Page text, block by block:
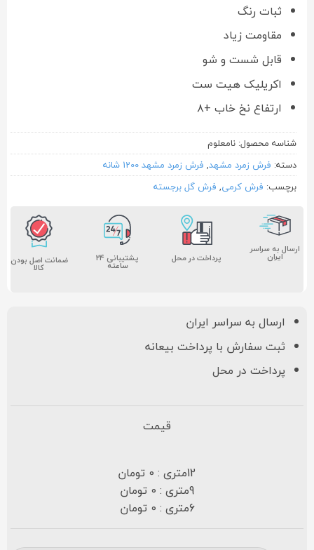
ثبات رنگ
مقاومت زیاد
قابل شست و شو
اکریلیک هیت ست
ارتفاع نخ خاب +۸
شناسه محصول: نامعلوم
دسته: فرش زمرد مشهد, فرش زمرد مشهد 1200 شانه
برچسب: فرش کرمی, فرش گل برجسته
ارسال به سراسر
ایران پرداخت در محل پشتیبانی ۲۴
ساعته ضمانت اصل بودن
کالا
ارسال به سراسر ایران
ثبت سفارش با پرداخت بیعانه
پرداخت در محل
قیمت
12متری : 0 تومان
9متری : 0 تومان
6متری : 0 تومان